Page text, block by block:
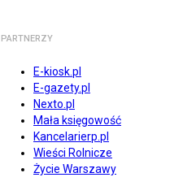
PARTNERZY
E-kiosk.pl
E-gazety.pl
Nexto.pl
Mała księgowość
Kancelarierp.pl
Wieści Rolnicze
Życie Warszawy